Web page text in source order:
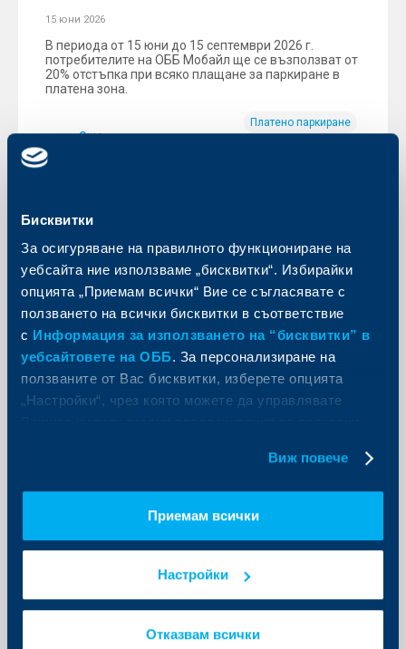
Бисквитки
За осигуряване на правилното функциониране на
уебсайта ние използваме „бисквитки“. Избирайки
опцията „Приемам всички“ Вие се съгласявате с
ползването на всички бисквитки в съответствие
с Информация за използването на “бисквитки” в
уебсайтовете на ОББ. За персонализиране на
ползваните от Вас бисквитки, изберете опцията
„Настройки“, чрез която можете да управлявате
Виж повече
Приемам всички
Настройки
Отказвам всички
15 юни 2026
В периода от 15 юни до 15 септември 2026 г.
потребителите на ОББ Мобайл ще се възползват от
20% отстъпка при всяко плащане за паркиране в
платена зона.
Още
Платено паркиране
първото тримесечие
• Ръст от 3.1% на БВП за първото тримесечие на
2026 г., движен от крайното потребление и
инвестициите • От страна на производството
ръстът се движеше основно от строителството •
Инвестициите се увеличиха още с 9.1% спрямо
първото тримесечие на предходната година •
Месечните данни показват отслабване на